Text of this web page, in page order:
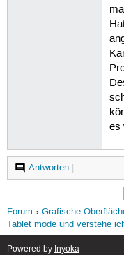
es
Antworten|
Forum Grafische
Tablet mode und verstehe
Powered by Inyoka